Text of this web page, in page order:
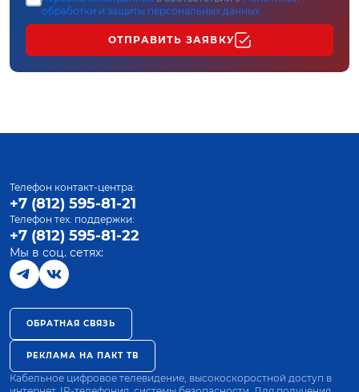
обработки и защиты персональных данных
ОТПРАВИТЬ ЗАЯВКУ
Телефон контакт-центра:
+7 (812) 595-81-21
Телефон тех. поддержки:
+7 (812) 595-81-22
Мы в соц. сетях:
ОБРАТНАЯ СВЯЗЬ
РЕКЛАМА НА ПАКТ ТВ
Кабельное цифровое телевидение, высокоскоростной доступ в